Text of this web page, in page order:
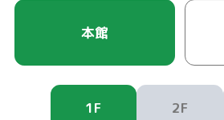
本館
1F 2F